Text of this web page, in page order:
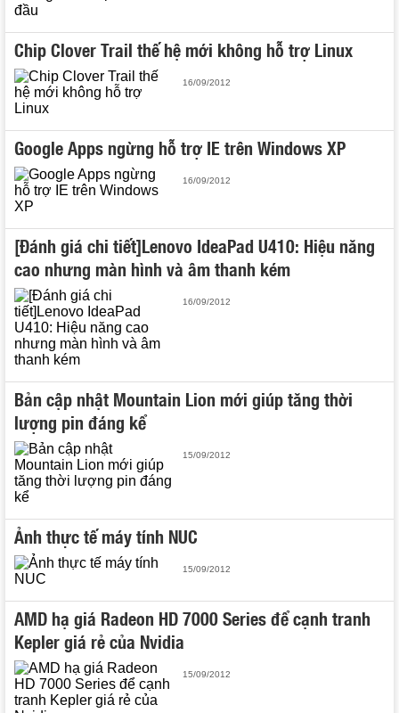
Chip Clover Trail thế hệ mới không hỗ trợ Linux
16/09/2012
Google Apps ngừng hỗ trợ IE trên Windows XP
16/09/2012
[Đánh giá chi tiết]Lenovo IdeaPad U410: Hiệu năng
cao nhưng màn hình và âm thanh kém
16/09/2012
Bản cập nhật Mountain Lion mới giúp tăng thời
lượng pin đáng kể
15/09/2012
Ảnh thực tế máy tính NUC
15/09/2012
AMD hạ giá Radeon HD 7000 Series để cạnh tranh
Kepler giá rẻ của Nvidia
15/09/2012